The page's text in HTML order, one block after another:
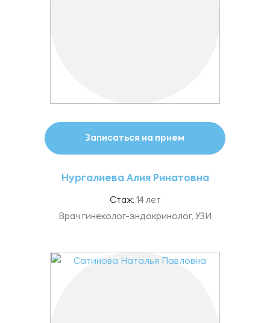
Записаться на прием
Нургалиева Алия Ринатовна
Стаж: 14 лет
Врач гинеколог-эндокринолог, УЗИ